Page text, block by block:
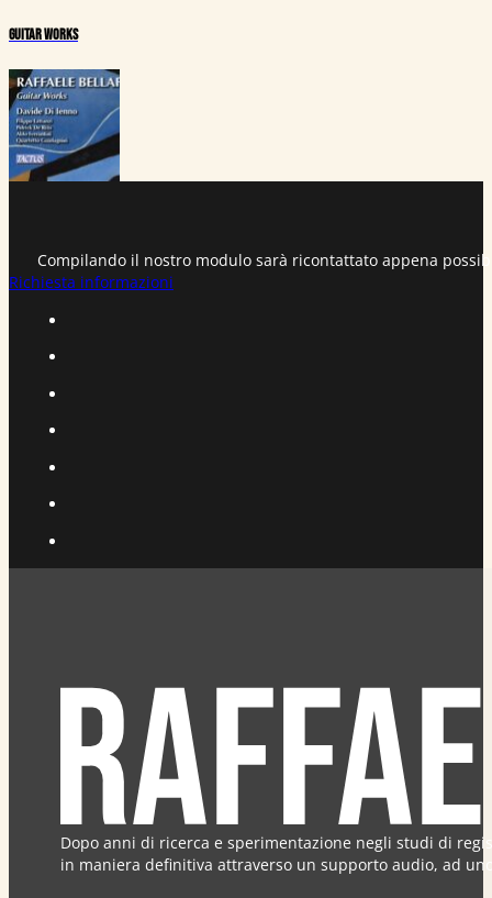
Guitar Works
Compilando il nostro modulo sarà ricontattato appena
Richiesta informazioni
Dopo anni di ricerca e sperimentazione negli studi di
in maniera definitiva attraverso un supporto audio, ad